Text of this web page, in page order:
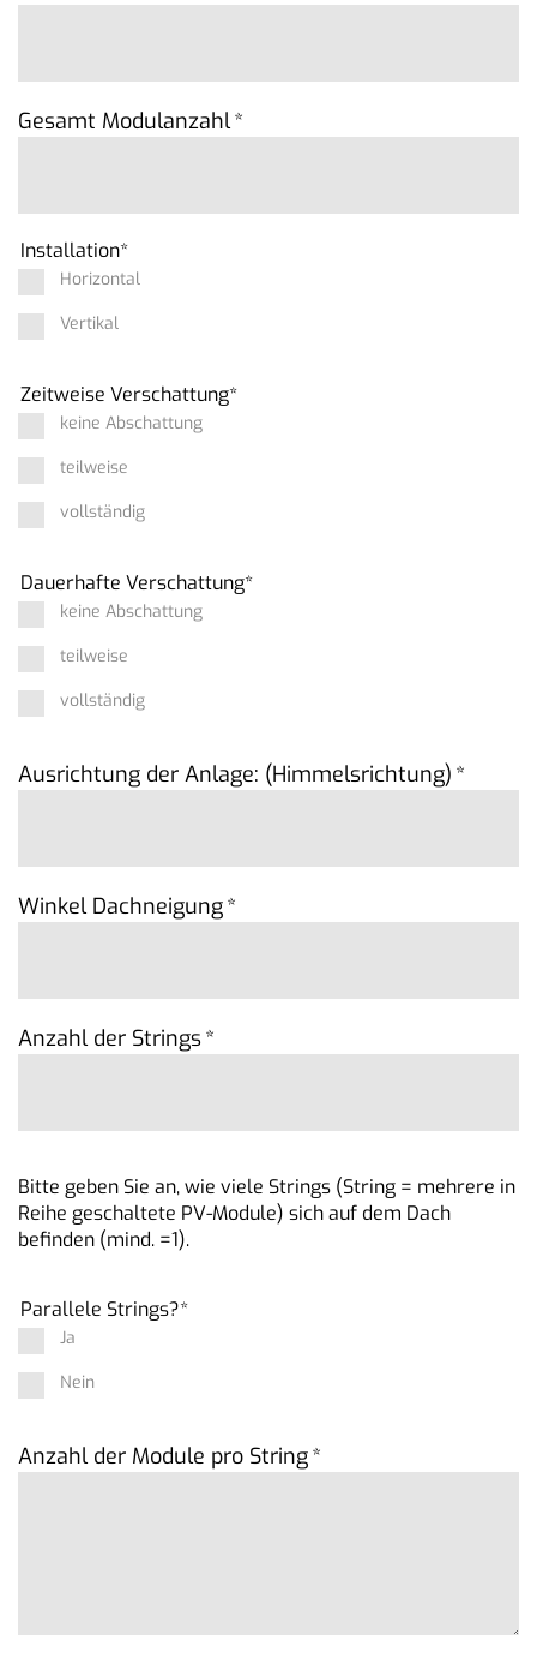
Gesamt Modulanzahl*
Installation*
Horizontal
Vertikal
Zeitweise Verschattung*
keine Abschattung
teilweise
vollständig
Dauerhafte Verschattung*
keine Abschattung
teilweise
vollständig
Ausrichtung der Anlage: (Himmelsrichtung) *
Winkel Dachneigung*
Anzahl der Strings*
Bitte geben Sie an, wie viele Strings (String = mehrere in
Reihe geschaltete PV-Module) sich auf dem Dach
befinden (mind. =1).
Parallele Strings?*
Ja
Nein
Anzahl der Module pro String*